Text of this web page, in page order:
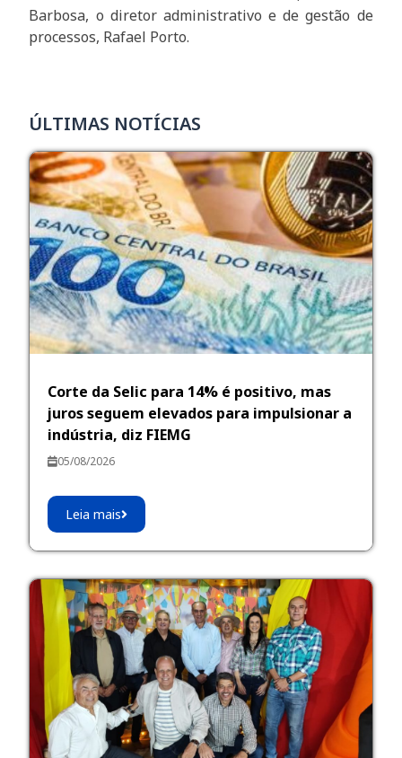
Barbosa, o diretor administrativo e de gestão de
processos, Rafael Porto.
ÚLTIMAS NOTÍCIAS
Corte da Selic para 14% é positivo, mas
juros seguem elevados para impulsionar a
indústria, diz FIEMG
05/08/2026
Leia mais